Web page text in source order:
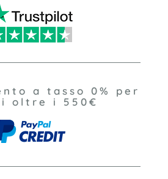
a tasso 0% per
oltre i 550€